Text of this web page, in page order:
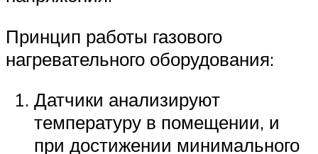
Принцип работы газового
нагревательного оборудования:
Датчики анализируют
температуру в помещении, и
при достижении минимального